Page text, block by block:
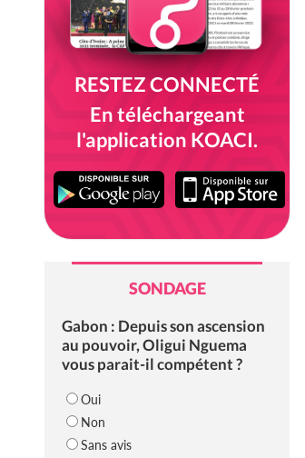
RESTEZ CONNECTÉ
En téléchargeant
l'application KOACI.
SONDAGE
Gabon : Depuis son ascension
au pouvoir, Oligui Nguema
vous parait-il compétent ?
Oui
Non
Sans avis